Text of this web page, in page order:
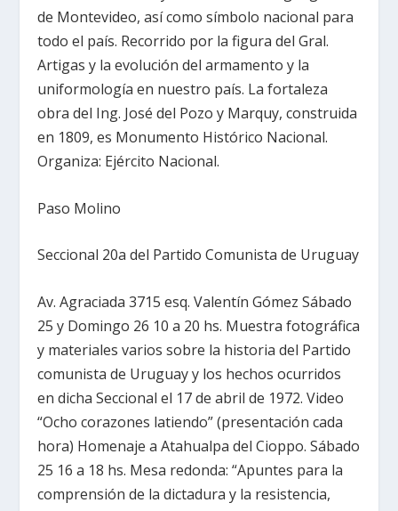
de Montevideo, así como símbolo nacional para
todo el país. Recorrido por la figura del Gral.
Artigas y la evolución del armamento y la
uniformología en nuestro país. La fortaleza
obra del Ing. José del Pozo y Marquy, construida
en 1809, es Monumento Histórico Nacional.
Organiza: Ejército Nacional.
Paso Molino
Seccional 20a del Partido Comunista de Uruguay
Av. Agraciada 3715 esq. Valentín Gómez Sábado
25 y Domingo 26 10 a 20 hs. Muestra fotográfica
y materiales varios sobre la historia del Partido
comunista de Uruguay y los hechos ocurridos
en dicha Seccional el 17 de abril de 1972. Video
“Ocho corazones latiendo” (presentación cada
hora) Homenaje a Atahualpa del Cioppo. Sábado
25 16 a 18 hs. Mesa redonda: “Apuntes para la
comprensión de la dictadura y la resistencia,